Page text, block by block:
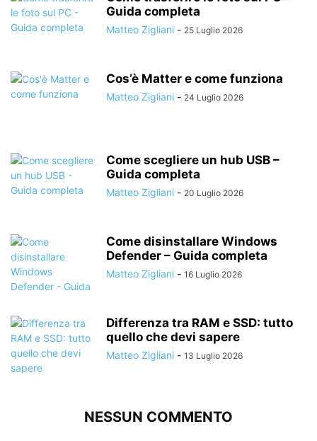
Guida completa
Matteo Zigliani - 25 Luglio 2026
Cos’è Matter e come funziona
Matteo Zigliani - 24 Luglio 2026
Come scegliere un hub USB –
Guida completa
Matteo Zigliani - 20 Luglio 2026
Come disinstallare Windows
Defender – Guida completa
Matteo Zigliani - 16 Luglio 2026
Differenza tra RAM e SSD: tutto
quello che devi sapere
Matteo Zigliani - 13 Luglio 2026
NESSUN COMMENTO